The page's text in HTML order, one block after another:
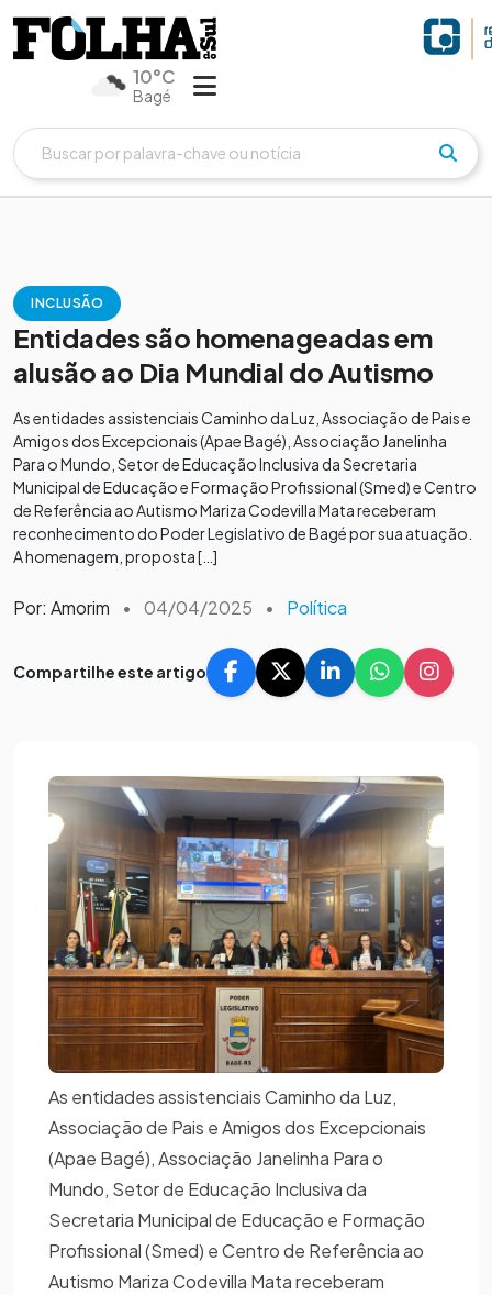
10°C
Bagé
INCLUSÃO
Entidades são homenageadas em
alusão ao Dia Mundial do Autismo
As entidades assistenciais Caminho da Luz, Associação de Pais e
Amigos dos Excepcionais (Apae Bagé), Associação Janelinha
Para o Mundo, Setor de Educação Inclusiva da Secretaria
Municipal de Educação e Formação Profissional (Smed) e Centro
de Referência ao Autismo Mariza Codevilla Mata receberam
reconhecimento do Poder Legislativo de Bagé por sua atuação.
A homenagem, proposta […]
Por: Amorim • 04/04/2025 • Política
Compartilhe este artigo
As entidades assistenciais Caminho da Luz,
Associação de Pais e Amigos dos Excepcionais
(Apae Bagé), Associação Janelinha Para o
Mundo, Setor de Educação Inclusiva da
Secretaria Municipal de Educação e Formação
Profissional (Smed) e Centro de Referência ao
Autismo Mariza Codevilla Mata receberam